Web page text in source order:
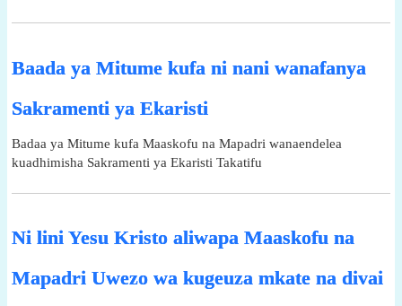
Baada ya Mitume kufa ni nani wanafanya
Sakramenti ya Ekaristi
Badaa ya Mitume kufa Maaskofu na Mapadri wanaendelea
kuadhimisha Sakramenti ya Ekaristi Takatifu
Ni lini Yesu Kristo aliwapa Maaskofu na
Mapadri Uwezo wa kugeuza mkate na divai